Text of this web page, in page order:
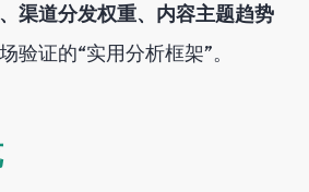
渠道分发权重、内容主题趋势
验证的“实用分析框架”。